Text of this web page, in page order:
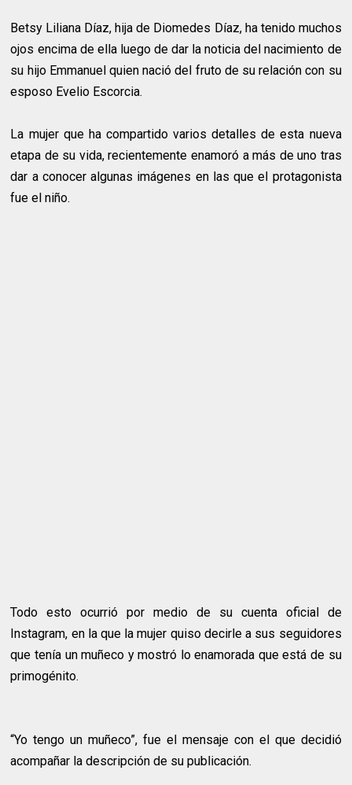
Betsy Liliana Díaz, hija de Diomedes Díaz, ha tenido muchos
ojos encima de ella luego de dar la noticia del nacimiento de
su hijo Emmanuel quien nació del fruto de su relación con su
esposo Evelio Escorcia.
La mujer que ha compartido varios detalles de esta nueva
etapa de su vida, recientemente enamoró a más de uno tras
dar a conocer algunas imágenes en las que el protagonista
fue el niño.
Todo esto ocurrió por medio de su cuenta oficial de
Instagram, en la que la mujer quiso decirle a sus seguidores
que tenía un muñeco y mostró lo enamorada que está de su
primogénito.
“Yo tengo un muñeco”, fue el mensaje con el que decidió
acompañar la descripción de su publicación.